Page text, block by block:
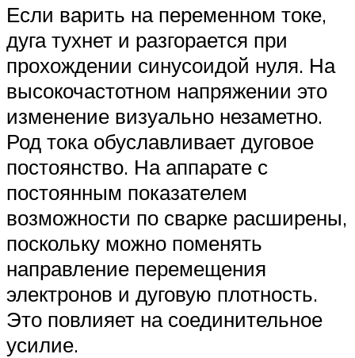
Если варить на переменном токе,
дуга тухнет и разгорается при
прохождении синусоидой нуля. На
высокочастотном напряжении это
изменение визуально незаметно.
Род тока обуславливает дуговое
постоянство. На аппарате с
постоянным показателем
возможности по сварке расширены,
поскольку можно поменять
направление перемещения
электронов и дуговую плотность.
Это повлияет на соединительное
усилие.